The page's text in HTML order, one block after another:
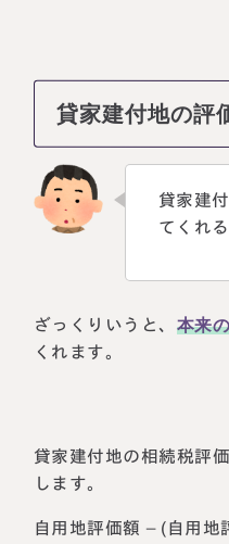
貸家建付地の評
貸家建
てくれ
ざっくりいうと、本来
くれます。
貸家建付地の相続税評
します。
自用地評価額 – (自用